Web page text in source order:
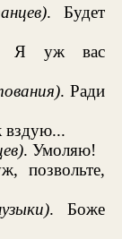
. Будет
Я уж вас
. Ради
вздую...
. Умоляю!
позвольте,
. Боже